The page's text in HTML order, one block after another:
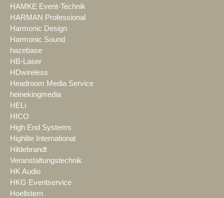
HAMKE Event-Technik
HARMAN Professional
Harmonic Design
Harmonic Sound
hazebase
HB-Laser
HDwireless
Headroom Media Service
heinekingmedia
HELi
HICO
High End Systems
Highlite International
Hildebrandt
Veranstaltungstechnik
HK Audio
HKG Eventservice
Hoellstern